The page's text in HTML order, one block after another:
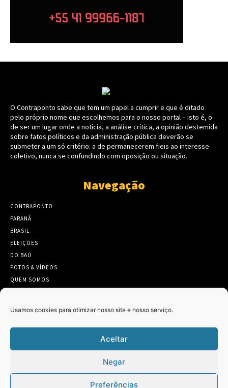
Usamos cookies para otimizar nosso site e nosso serviço.
Aceitar
Negar
Preferências
O Contraponto sabe que tem um papel a cumprir e que é ditado
pelo próprio nome que escolhemos para o nosso portal – isto é, o
de ser um lugar onde a notícia, a análise crítica, a opinião destemida
sobre fatos políticos e da administração pública deverão se
submeter a um só critério: a de permanecerem fieis ao interesse
coletivo, nunca se confundindo com oposição ou situação.
Navegação
CONTRAPONTO
PARANÁ
BRASIL
ELEIÇÕES
DO BAÚ
FOTOS & VÍDEOS
QUEM SOMOS
Twitter
Tweets by Contraponto_jor
Clique para aceitar os cookies marketing
e ativar este conteúdo